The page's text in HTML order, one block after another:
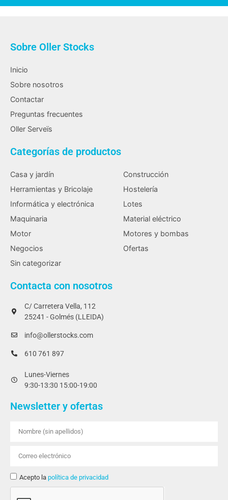
Sobre Oller Stocks
Inicio
Sobre nosotros
Contactar
Preguntas frecuentes
Oller Serveïs
Categorías de productos
Casa y jardín
Construcción
Herramientas y Bricolaje
Hostelería
Informática y electrónica
Lotes
Maquinaria
Material eléctrico
Motor
Motores y bombas
Negocios
Ofertas
Sin categorizar
Contacta con nosotros
C/ Carretera Vella, 112
25241 - Golmés (LLEIDA)
info@ollerstocks.com
610 761 897
Lunes-Viernes
9:30-13:30 15:00-19:00
Newsletter y ofertas
Acepto la política de privacidad